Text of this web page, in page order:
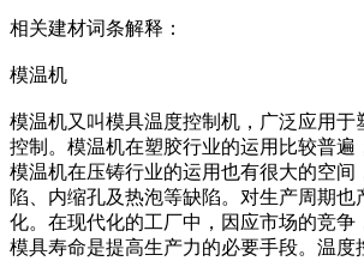
相关建材词条解释：
模温机
模温机又叫模具温度控制机，广泛应用
控制。模温机在塑胶行业的运用比较普遍
模温机在压铸行业的运用也有很大的空
陷、内缩孔及热泡等缺陷。对生产周期
化。在现代化的工厂中，因应市场的竞
模具寿命是提高生产力的必要手段。温